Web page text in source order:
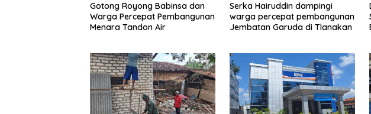
Gotong Royong Babinsa dan
Warga Percepat Pembangunan
Menara Tandon Air
Serka Hairuddin dampingi
warga percepat pembangunan
Jembatan Garuda di Tlanakan